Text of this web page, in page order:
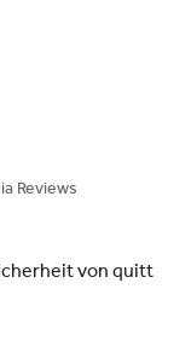
Reviews
von quitt